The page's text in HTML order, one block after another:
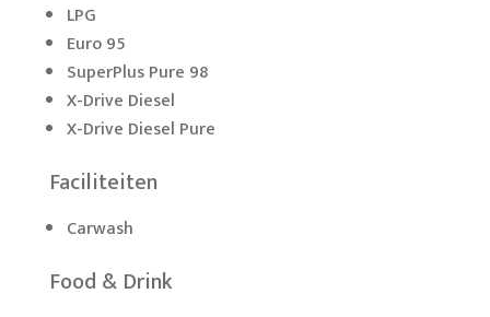
LPG
Euro 95
SuperPlus Pure 98
X-Drive Diesel
X-Drive Diesel Pure
Faciliteiten
Carwash
Food & Drink